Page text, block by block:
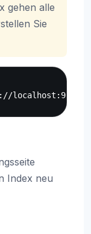
gehen alle
Sie
Index neu